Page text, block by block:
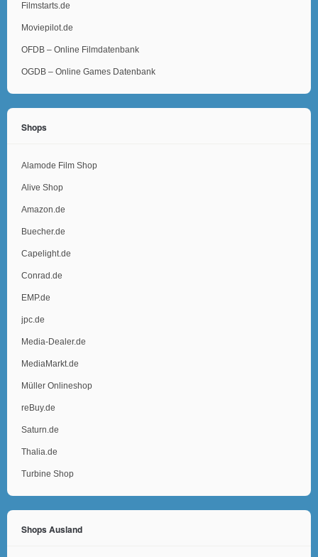
Filmstarts.de
Moviepilot.de
OFDB – Online Filmdatenbank
OGDB – Online Games Datenbank
Shops
Alamode Film Shop
Alive Shop
Amazon.de
Buecher.de
Capelight.de
Conrad.de
EMP.de
jpc.de
Media-Dealer.de
MediaMarkt.de
Müller Onlineshop
reBuy.de
Saturn.de
Thalia.de
Turbine Shop
Shops Ausland